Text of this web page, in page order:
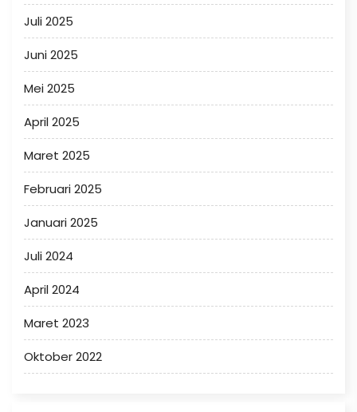
Juli 2025
Juni 2025
Mei 2025
April 2025
Maret 2025
Februari 2025
Januari 2025
Juli 2024
April 2024
Maret 2023
Oktober 2022